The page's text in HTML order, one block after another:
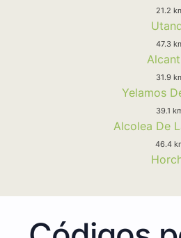
21.2
47.3
31.9
Yelamos
39.1
Alcolea De
46.4